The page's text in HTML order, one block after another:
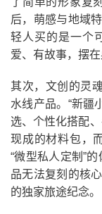
后，萌感与地域
轻人买的是一个
爱、有故事，摆
其次，文创的灵
水线产品。“新疆
选、个性化搭配
现成的材料包，
“微型私人定制”
品无法复刻的核
的独家旅途纪念。